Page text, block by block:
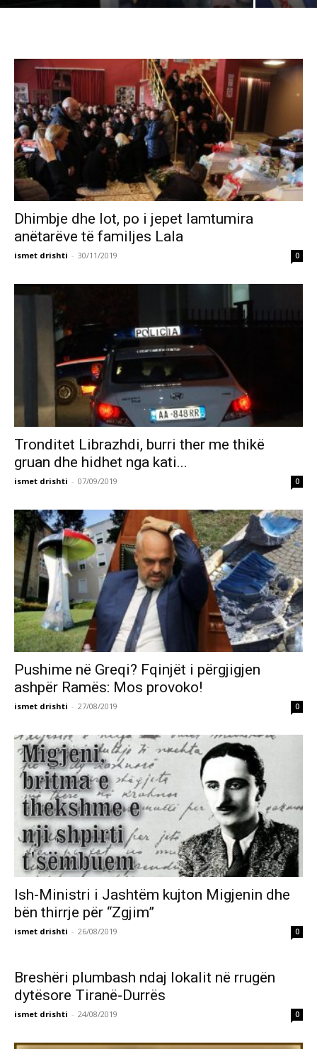
Dhimbje dhe lot, po i jepet lamtumira
anëtarëve të familjes Lala
ismet drishti - 30/11/2019 0
Tronditet Librazhdi, burri ther me thikë
gruan dhe hidhet nga kati...
ismet drishti - 07/09/2019 0
Pushime në Greqi? Fqinjët i përgjigjen
ashpër Ramës: Mos provoko!
ismet drishti - 27/08/2019 0
Ish-Ministri i Jashtëm kujton Migjenin dhe
bën thirrje për “Zgjim”
ismet drishti - 26/08/2019 0
Breshëri plumbash ndaj lokalit në rrugën
dytësore Tiranë-Durrës
ismet drishti - 24/08/2019 0